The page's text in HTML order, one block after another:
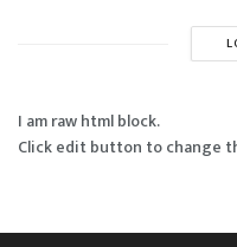
I am raw html block.
Click edit button to change